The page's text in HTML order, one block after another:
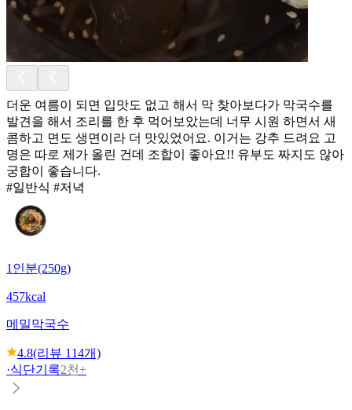
더운 여름이 되면 입맛도 없고 해서 막 찾아보다가 막국수를
발견을 해서 조리를 한 후 먹어보았는데 너무 시원 하면서 새
콤하고 면도 생면이라 더 맛있었어요. 이거는 강추 드려요 고
명은 따로 제가 올린 건데 조합이 좋아요!! 유부도 짜지도 않아
궁합이 좋습니다.
#일반식 #저녁
1인분(250g)
457kcal
메밀막국수
4.8(리뷰 114개)
·식단기록2천+